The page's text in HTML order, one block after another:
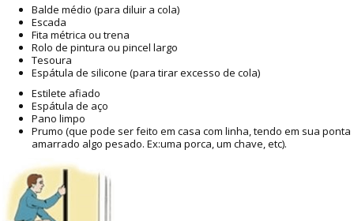
Balde médio (para diluir a cola)
Escada
Fita métrica ou trena
Rolo de pintura ou pincel largo
Tesoura
Espátula de silicone (para tirar excesso de cola)
Estilete afiado
Espátula de aço
Pano limpo
Prumo (que pode ser feito em casa com linha, tendo em sua ponta
amarrado algo pesado. Ex:uma porca, um chave, etc).